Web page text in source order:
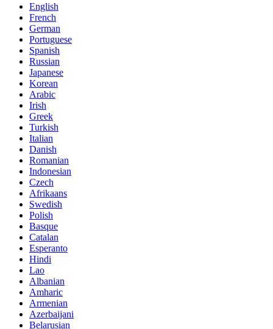
English
French
German
Portuguese
Spanish
Russian
Japanese
Korean
Arabic
Irish
Greek
Turkish
Italian
Danish
Romanian
Indonesian
Czech
Afrikaans
Swedish
Polish
Basque
Catalan
Esperanto
Hindi
Lao
Albanian
Amharic
Armenian
Azerbaijani
Belarusian